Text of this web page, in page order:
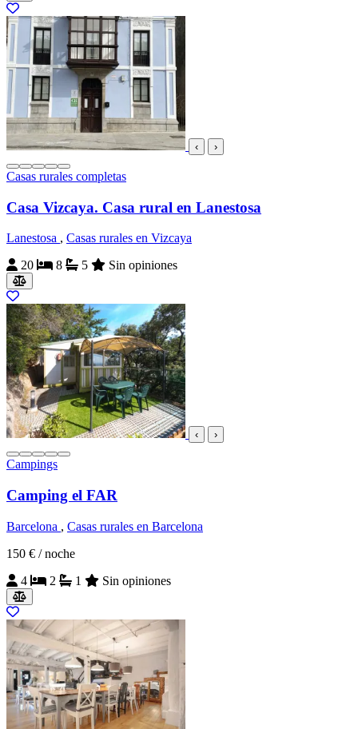
‹ ›
Casas rurales completas
Casa Vizcaya. Casa rural en Lanestosa
Lanestosa , Casas rurales en Vizcaya
20
8 5 Sin opiniones
‹ ›
Campings
Camping el FAR
Barcelona , Casas rurales en Barcelona
150 € / noche
4
2 1 Sin opiniones